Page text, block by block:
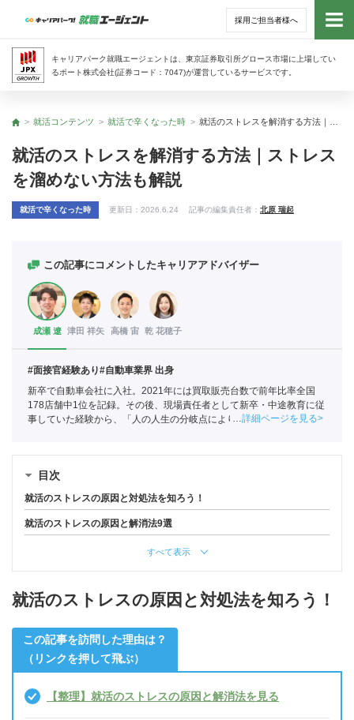
採用ご担当者様へ
キャリアパーク就職エージェントは、東京証券取引所グロース市場に上場してい
るポート株式会社(証券コード：7047)が運営しているサービスです。
トッ
トップ
就活コンテンツ 就活で辛くなった時
就活のストレスを解消する方法｜ストレス
を溜めない方法も解説
就活で辛くなった時 更新日： 2026.6.24 記事の編集責任者： 北原 瑞起
この記事にコメントしたキャリアアドバイザー
成瀬 遼 津田 祥矢 高橋 宙 乾 花穂子
#面接官経験あり#自動車業界 出身
新卒で自動車会社に入社。2021年には買取販売台数で前年比率全国
178店舗中1位を記録。その後、現場責任者として新卒・中途教育に従
事していた経験から、「人の人生の分岐点によりかかわりたい」と思
詳細ページを見る
目次
就活のストレスの原因と対処法を知ろう！
就活のストレスの原因と解消法9選
すべて表示
就活のストレスの原因と対処法を知ろう！
この記事を訪問した理由は？
（リンクを押して飛ぶ）
【整理】就活のストレスの原因と解消法を見る